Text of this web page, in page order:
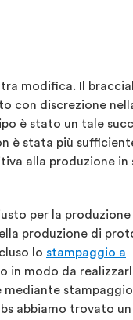
modifica. Il
con discrezione
è stato un tale
è stata più
alla produzione in
per la produzione
produzione di
lo stampaggio a
in modo da
mediante
abbiamo trovato un